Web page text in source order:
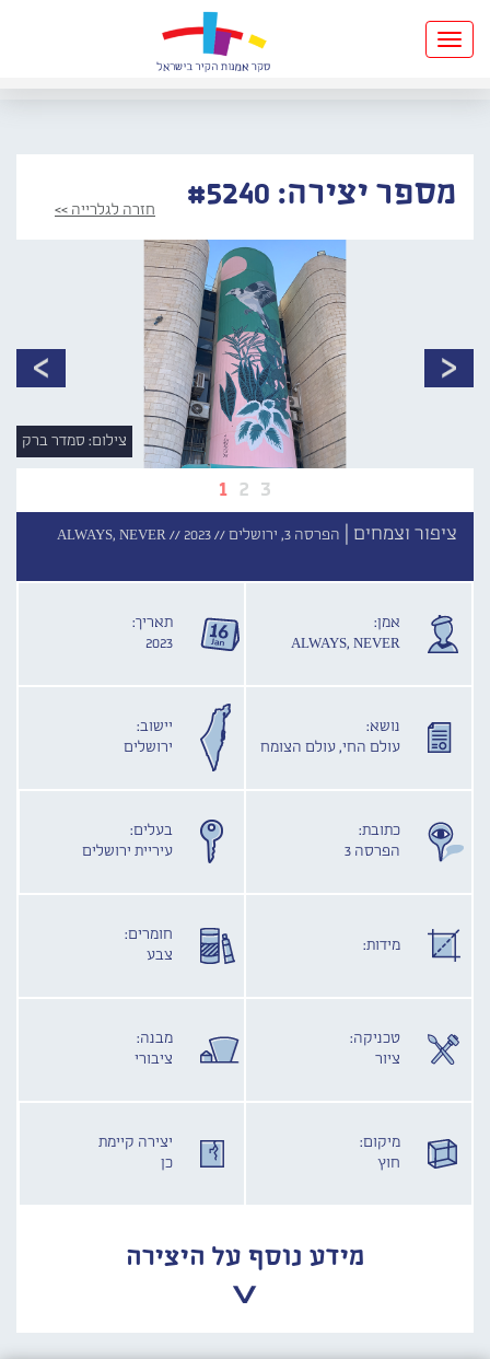
Toggle
navigation
מספר יצירה: #5240 חזרה לגלרייה >>
1 2 3
צילום: סמדר ברק
ציפור וצמחים | הפרסה 3, ירושלים // ALWAYS, NEVER // 2023
אמן:
ALWAYS, NEVER
תאריך:
2023
נושא:
עולם החי, עולם הצומח
יישוב:
ירושלים
כתובת:
הפרסה 3
בעלים:
עיריית ירושלים
מידות:
חומרים:
צבע
טכניקה:
ציור
מבנה:
ציבורי
מיקום:
חוץ
יצירה קיימת
כן
מידע נוסף על היצירה